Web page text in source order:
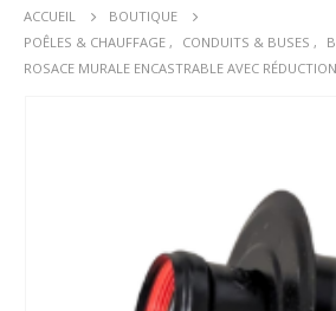
ACCUEIL
BOUTIQUE
POÊLES & CHAUFFAGE , CONDUITS & BUSES ,
ROSACE MURALE ENCASTRABLE AVEC